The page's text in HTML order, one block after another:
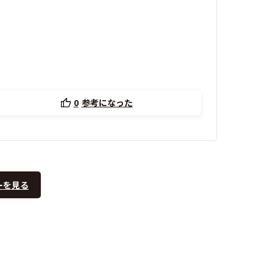
0 参考になった
を見る